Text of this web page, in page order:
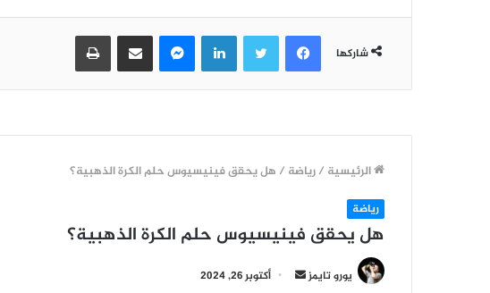
شاركها
فيسبوكتويتر لينكدإنماسنجر مشاركة عبر البريد طباعة